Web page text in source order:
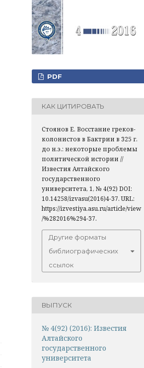
PDF
КАК ЦИТИРОВАТЬ
Стоянов Е. Восстание греков-
колонистов в Бактрии в 325 г.
до н.э.: некоторые проблемы
политической истории //
Известия Алтайского
государственного
университета, 1, № 4(92) DOI:
10.14258/izvasu(2016)4-37. URL:
https://izvestiya.asu.ru/article/view
/%282016%294-37.
Другие форматы
библиографических
ссылок
ВЫПУСК
№ 4(92) (2016): Известия
Алтайского
государственного
университета